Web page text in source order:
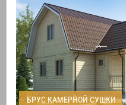
БРУС КАМЕРНОЙ СУШКИ